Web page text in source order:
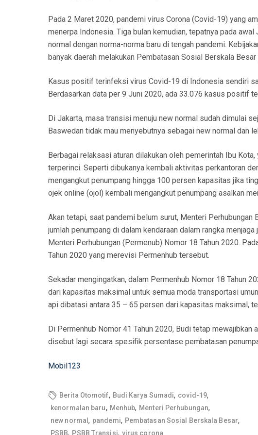
Pada 2 Maret 2020, pandemi virus Corona (Covid-19) yang
menerpa Indonesia. Tiga bulan kemudian, tepatnya pada
normal dengan norma-norma baru di tengah pandemi.
banyak daerah melakukan Pembatasan Sosial Berskala Besar
Kasus positif terinfeksi virus Covid-19 di Indonesia sendiri
Berdasarkan data per 9 Juni 2020, ada 33.076 kasus positif
Di Jakarta, masa transisi menuju new normal sudah dimulai
Baswedan tidak mau menyebutnya sebagai new normal dan
Berbagai relaksasi aturan dilakukan oleh pemerintah Ibu
terperinci. Seperti dibukanya kembali aktivitas perkantoran
mengangkut penumpang hingga 100 persen kapasitas jika
ojek online (ojol) kembali mengangkut penumpang asalkan
Akan tetapi, saat pandemi belum surut, Menteri
jumlah penumpang di dalam kendaraan dalam rangka
Menteri Perhubungan (Permenub) Nomor 18 Tahun 2020.
Tahun 2020 yang merevisi Permenhub tersebut.
Sekadar mengingatkan, dalam Permenhub Nomor 18 Tahun
dari kapasitas maksimal untuk semua moda transportasi
api dibatasi antara 35 – 65 persen dari kapasitas maksimal,
Di Permenhub Nomor 41 Tahun 2020, Budi tetap mewajibkan
disebut lagi secara spesifik persentase pembatasan
Mobil123
Berita Otomotif, Budi Karya Sumadi, covid-19,
kenormalan baru, Menhub, Menteri Perhubungan,
new normal , pandemi, Pembatasan Sosial Berskala Besar,
PSBB, PSBB Transisi, virus corona